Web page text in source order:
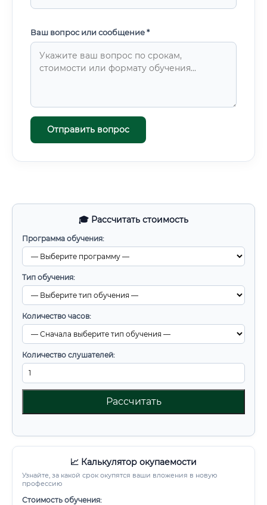
🎓 Рассчитать стоимость
Программа обучения:
Тип обучения:
Количество часов:
Количество слушателей:
Рассчитать
📈 Калькулятор окупаемости
Узнайте, за какой срок окупятся ваши вложения в новую
профессию
Стоимость обучения:
Ваш вопрос или сообщение *
Отправить вопрос